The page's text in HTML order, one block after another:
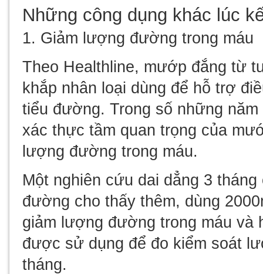
Những công dụng khác lúc
1. Giảm lượng đường trong máu
Theo Healthline, mướp đắng từ
khắp nhân loại dùng để hỗ trợ
tiểu đường. Trong số những
xác thực tầm quan trọng của
lượng đường trong máu.
Một nghiên cứu dai dẳng 3
đường cho thấy thêm, dùng
giảm lượng đường trong máu và
được sử dụng để đo kiểm soát
tháng.